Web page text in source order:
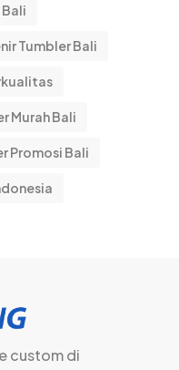
Tumbler Bali
Murah Bali
Promosi Bali
custom di